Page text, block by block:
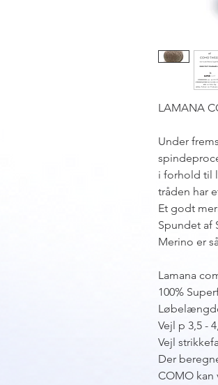
LAMANA
Under
i forhold til
tråden har
Et godt
Spundet af
Merino er
Lamana
100%
Vejl p 3,5 -
Vejl
Der
COMO kan